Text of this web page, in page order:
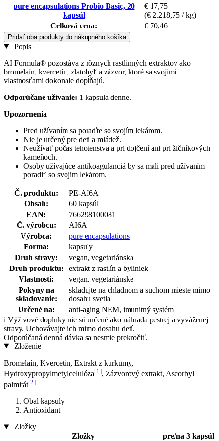
pure encapsulations Probio Basic, 20
kapsúl
€ 17,75
(€ 2.218,75 / kg)
Celková cena:
€ 70,46
Pridať oba produkty do nákupného košíka
Popis
AI Formula® pozostáva z rôznych rastlinných extraktov ako
bromelaín, kvercetín, zlatobyľ a zázvor, ktoré sa svojimi
vlastnosťami dokonale dopĺňajú.
Odporúčané užívanie: 1 kapsula denne.
Upozornenia
Pred užívaním sa poraďte so svojím lekárom.
Nie je určený pre deti a mládež.
Neužívať počas tehotenstva a pri dojčení ani pri žlčníkových
kameňoch.
Osoby užívajúce antikoagulanciá by sa mali pred užívaním
poradiť so svojím lekárom.
Č. produktu:
PE-AI6A
Obsah:
60 kapsúl
EAN:
766298100081
Č. výrobcu:
AI6A
Výrobca:
pure encapsulations
Forma:
kapsuly
Druh stravy:
vegan, vegetariánska
Druh produktu:
extrakt z rastlín a byliniek
Vlastnosti:
vegan, vegetariánske
Pokyny na
skladovanie:
skladujte na chladnom a suchom mieste mimo
dosahu svetla
Určené na:
anti-aging NEM, imunitný systém
i Výživové doplnky nie sú určené ako náhrada pestrej a vyváženej
stravy. Uchovávajte ich mimo dosahu detí.
Odporúčaná denná dávka sa nesmie prekročiť.
Zloženie
Bromelaín, Kvercetín, Extrakt z kurkumy,
Hydroxypropylmetylcelulóza[1], Zázvorový extrakt, Ascorbyl
palmitát[2]
Obal kapsuly
Antioxidant
Zložky
Zložky
pre/na 3 kapsúl